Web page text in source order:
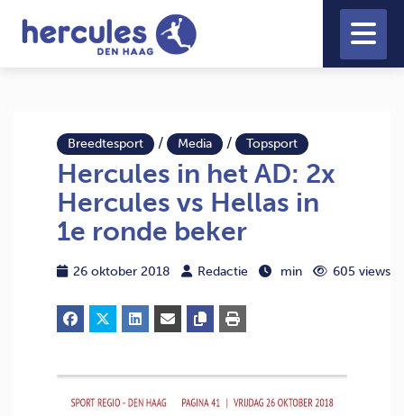
Breedtesport / Media / Topsport
Hercules in het AD: 2x
Hercules vs Hellas in
1e ronde beker
26 oktober 2018 Redactie min 605 views